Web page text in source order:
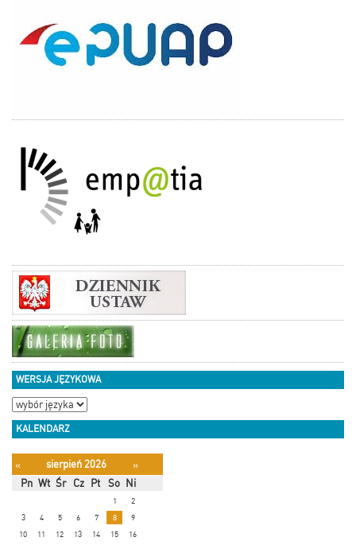
przeciętnego dochodu za 2023
r. na osobę nie przekracza
kwoty 2 500 zł,
osobie w gospodarstwie
r. na osobę nie przekracza
wysokości:
300 zł – gospodarstwu
składającemu się z co
najmniej 6 osób.
ogrzewania danego gospodarstwa
domowego jest zasilane energią
elektryczną i jest
WERSJA JĘZYKOWA
KALENDARZ
« sierpień 2026
»
Pn Wt Śr Cz Pt So Ni
1
2
3
4 5 6 7 8
9
10
11 12 13 14 15 16